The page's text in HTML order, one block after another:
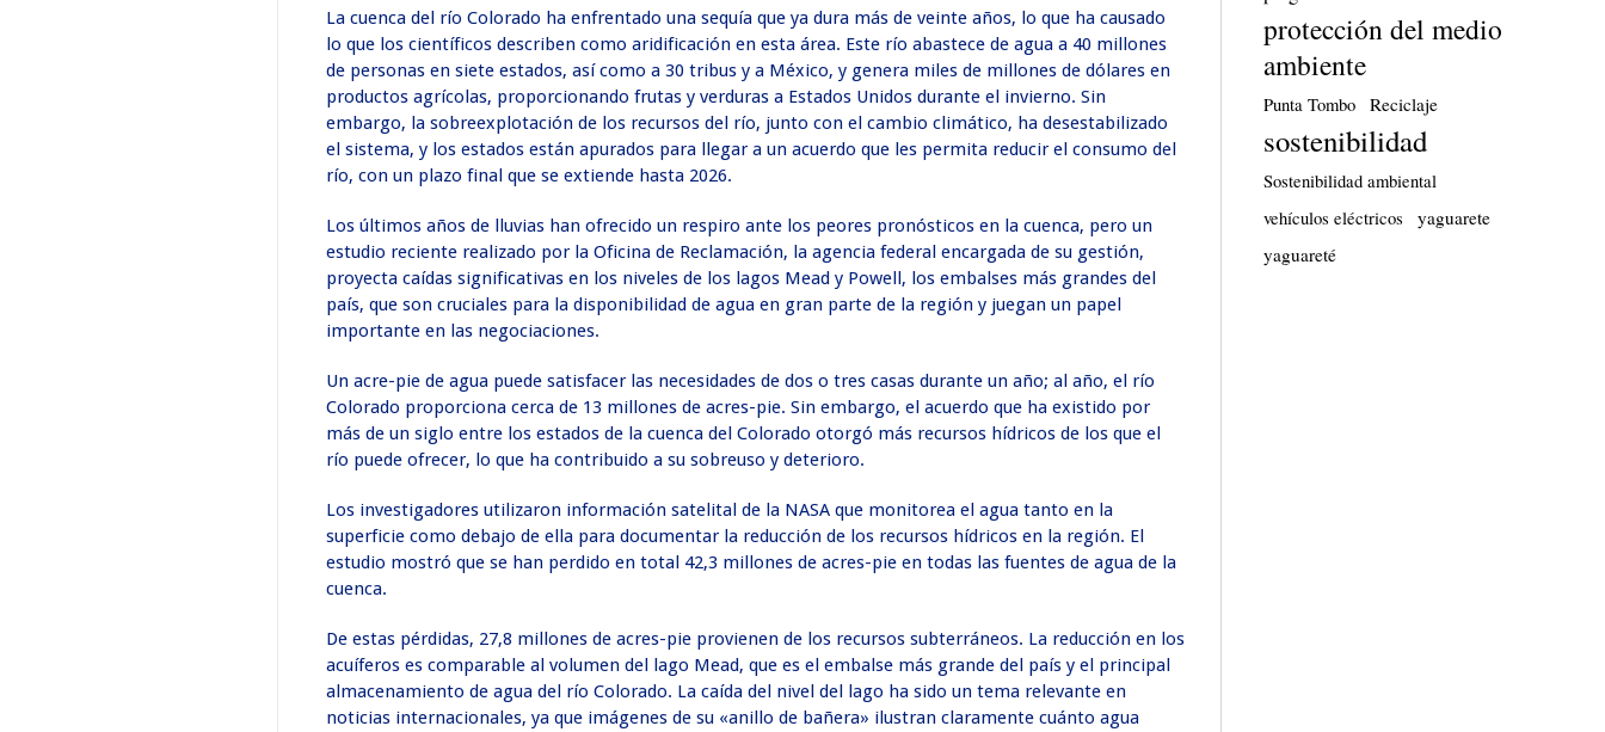
La cuenca del río Colorado ha enfrentado una sequía que ya dura más de veinte años, lo que ha causado
lo que los científicos describen como aridificación en esta área. Este río abastece de agua a 40 millones
de personas en siete estados, así como a 30 tribus y a México, y genera miles de millones de dólares en
productos agrícolas, proporcionando frutas y verduras a Estados Unidos durante el invierno. Sin
embargo, la sobreexplotación de los recursos del río, junto con el cambio climático, ha desestabilizado
el sistema, y los estados están apurados para llegar a un acuerdo que les permita reducir el consumo del
río, con un plazo final que se extiende hasta 2026.
Los últimos años de lluvias han ofrecido un respiro ante los peores pronósticos en la cuenca, pero un
estudio reciente realizado por la Oficina de Reclamación, la agencia federal encargada de su gestión,
proyecta caídas significativas en los niveles de los lagos Mead y Powell, los embalses más grandes del
país, que son cruciales para la disponibilidad de agua en gran parte de la región y juegan un papel
importante en las negociaciones.
Un acre-pie de agua puede satisfacer las necesidades de dos o tres casas durante un año; al año, el río
Colorado proporciona cerca de 13 millones de acres-pie. Sin embargo, el acuerdo que ha existido por
más de un siglo entre los estados de la cuenca del Colorado otorgó más recursos hídricos de los que el
río puede ofrecer, lo que ha contribuido a su sobreuso y deterioro.
Los investigadores utilizaron información satelital de la NASA que monitorea el agua tanto en la
superficie como debajo de ella para documentar la reducción de los recursos hídricos en la región. El
estudio mostró que se han perdido en total 42,3 millones de acres-pie en todas las fuentes de agua de la
cuenca.
De estas pérdidas, 27,8 millones de acres-pie provienen de los recursos subterráneos. La reducción en los
acuíferos es comparable al volumen del lago Mead, que es el embalse más grande del país y el principal
almacenamiento de agua del río Colorado. La caída del nivel del lago ha sido un tema relevante en
noticias internacionales, ya que imágenes de su «anillo de bañera» ilustran claramente cuánto agua
protección del medio
ambiente
Punta Tombo Reciclaje
sostenibilidad
Sostenibilidad ambiental
vehículos eléctricos
yaguarete
yaguareté